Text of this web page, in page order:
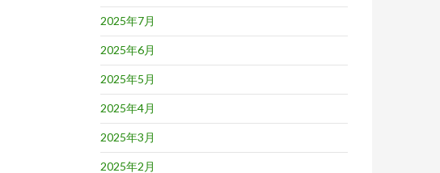
2025年7月
2025年6月
2025年5月
2025年4月
2025年3月
2025年2月